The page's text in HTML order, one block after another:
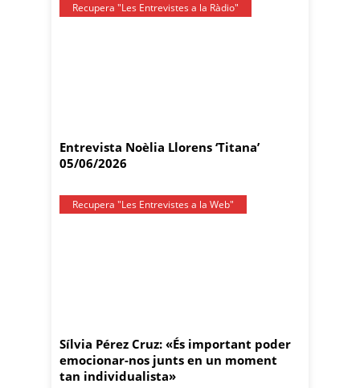
Recupera "Les Entrevistes a la Ràdio"
Entrevista Noèlia Llorens ‘Titana’
05/06/2026
Recupera "Les Entrevistes a la Web"
Sílvia Pérez Cruz: «És important poder
emocionar-nos junts en un moment
tan individualista»